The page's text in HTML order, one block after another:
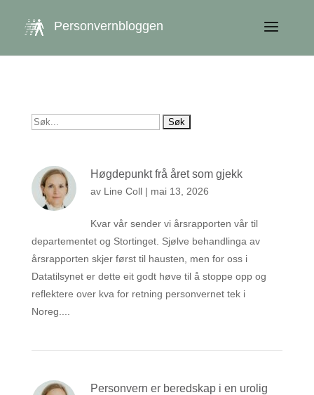
Personvernbloggen
Søk
Høgdepunkt frå året som gjekk
av Line Coll| mai 13, 2026
Kvar vår sender vi årsrapporten vår til
departementet og Stortinget. Sjølve behandlinga av
årsrapporten skjer først til hausten, men for oss i
Datatilsynet er dette eit godt høve til å stoppe opp og
reflektere over kva for retning personvernet tek i
Noreg....
Personvern er beredskap i en urolig